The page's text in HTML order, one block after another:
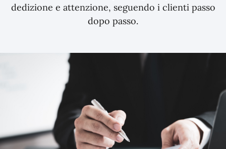
dedizione e attenzione, seguendo i clienti passo
dopo passo.